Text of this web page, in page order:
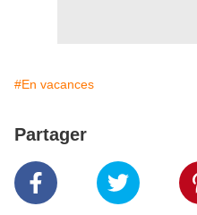
#En vacances
Partager